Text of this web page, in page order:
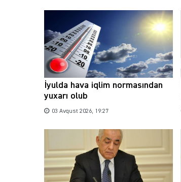
İyulda hava iqlim normasından
yuxarı olub
03 Avqust 2026, 19:27